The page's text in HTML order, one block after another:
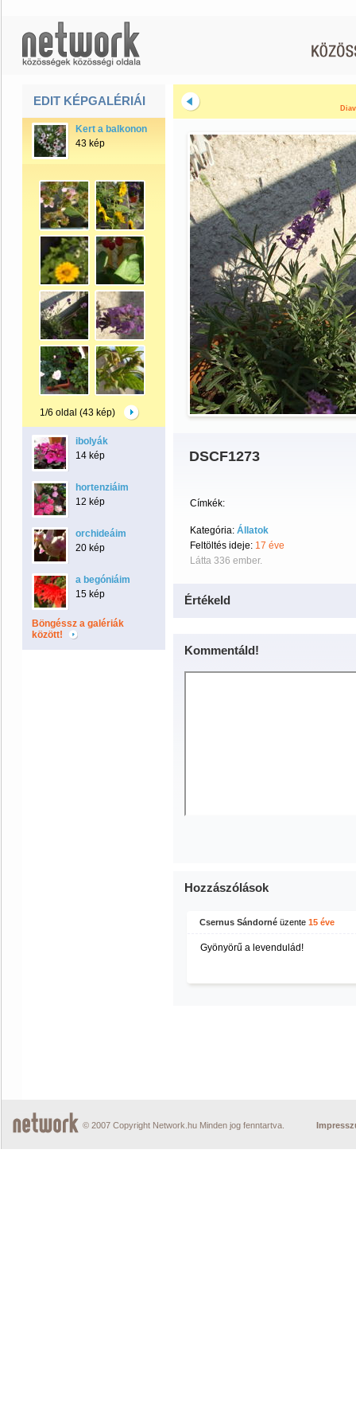
EDIT KÉPGALÉRIÁI
Kert a balkonon
43 kép
1/6 oldal (43 kép)
ibolyák
14 kép
hortenziáim
12 kép
orchideáim
20 kép
a begóniáim
15 kép
Böngéssz a galériák
között!
DSCF1273
Címkék:
Kategória: Állatok
Feltöltés ideje: 17 éve
Látta 336 ember.
Értékeld
Kommentáld!
Hozzászólások
Csernus Sándorné üzente 15 éve
Gyönyörű a levendulád!
© 2007 Copyright Network.hu Minden jog fenntartva.